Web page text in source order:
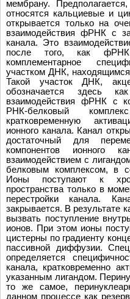
мембрану.
относятся кальциевые и
открывается только на
взаимодействия фРНК с
канала. Это
после того, как
комплементарное
участком ДНК, находящимся
Такой участок ДНК,
обозначается здесь
взаимодействия фРНК с
РНК-белковый
кратковременную
ионного канала. Канал
достаточный для
компонентов ионного
взаимодействием с
белковым комплексом, в
Ионы поступают к
пространства только в
перестройки канала.
закрывается. В результате
вызвать поступление
ионов. При этом ионы
цистерны по градиенту
пассивной диффузии.
определяется
канала, кратковременно
указанным лигандом.
то же самое,
данном процессе как